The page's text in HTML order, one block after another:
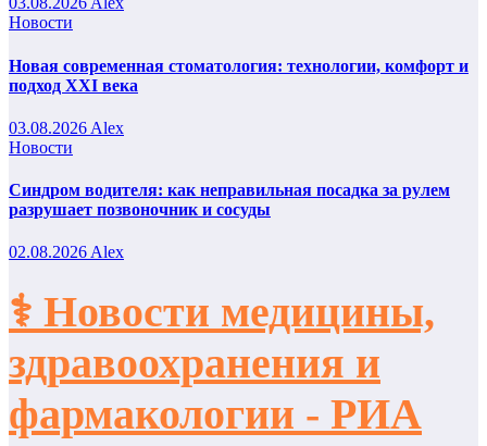
Новости
Новая современная стоматология: технологии, комфорт и
подход XXI века
03.08.2026 Alex
Новости
Синдром водителя: как неправильная посадка за рулем
разрушает позвоночник и сосуды
02.08.2026Alex
⚕️ Новости медицины,
здравоохранения и
фармакологии - РИА